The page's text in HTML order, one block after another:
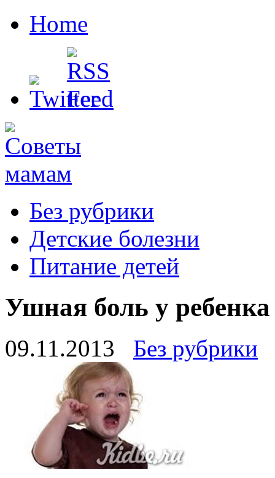
Home
Без рубрики
Детские болезни
Питание детей
Ушная боль у ребенка
09.11.2013 Без рубрики